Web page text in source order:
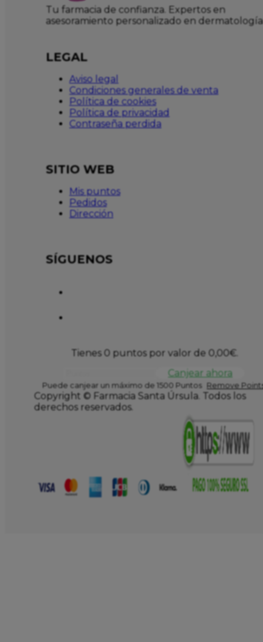
Tu farmacia de confianza. Expertos en
asesoramiento personalizado en dermatología
LEGAL
Aviso legal
Condiciones generales de venta
Política de cookies
Política de privacidad
Contraseña perdida
SITIO WEB
Mis puntos
Pedidos
Dirección
SÍGUENOS
Tienes 0 puntos por valor de 0,00€.
Canjear ahora
Puede canjear un máximo de 1500 Puntos Remove
Copyright © Farmacia Santa Úrsula. Todos los
derechos reservados.